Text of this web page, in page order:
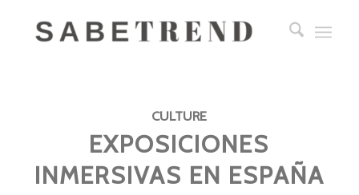
CULTURE
EXPOSICIONES
INMERSIVAS EN ESPAÑA